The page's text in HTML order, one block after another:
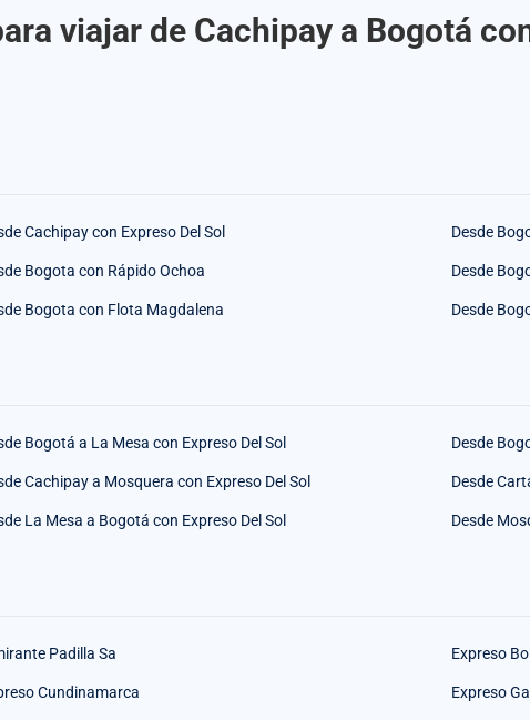
viajar de Cachipay a Bogotá
Cachipay con Expreso Del Sol Desde
Bogota con Rápido Ochoa Desde
Bogota con Flota Magdalena Desde
Bogotá a La Mesa con Expreso Del Sol Desde
Cachipay a Mosquera con Expreso Del Sol Desde
La Mesa a Bogotá con Expreso Del Sol Desde
Padilla Sa Expreso
Cundinamarca Expreso